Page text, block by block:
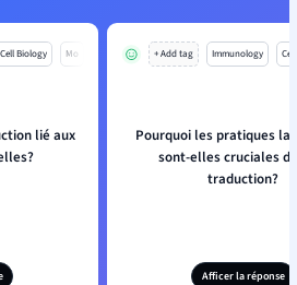
Cell Biology Mo
lié aux
+ Add tag Immunology
Pourquoi les pratiques
sont-elles cruciales
traduction?
Afficer la réponse